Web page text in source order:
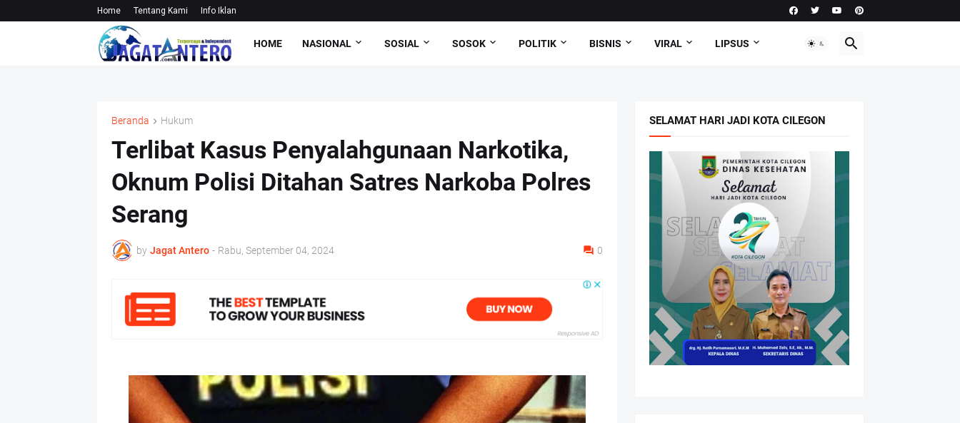
Home Tentang Kami Info Iklan
HOME NASIONAL SOSIAL SOSOK POLITIK BISNIS VIRAL LIPSUS
Beranda Hukum
Terlibat Kasus Penyalahgunaan Narkotika,
Oknum Polisi Ditahan Satres Narkoba Polres
Serang
by Jagat Antero - Rabu, September 04, 2024 0
SELAMAT HARI JADI KOTA CILEGON